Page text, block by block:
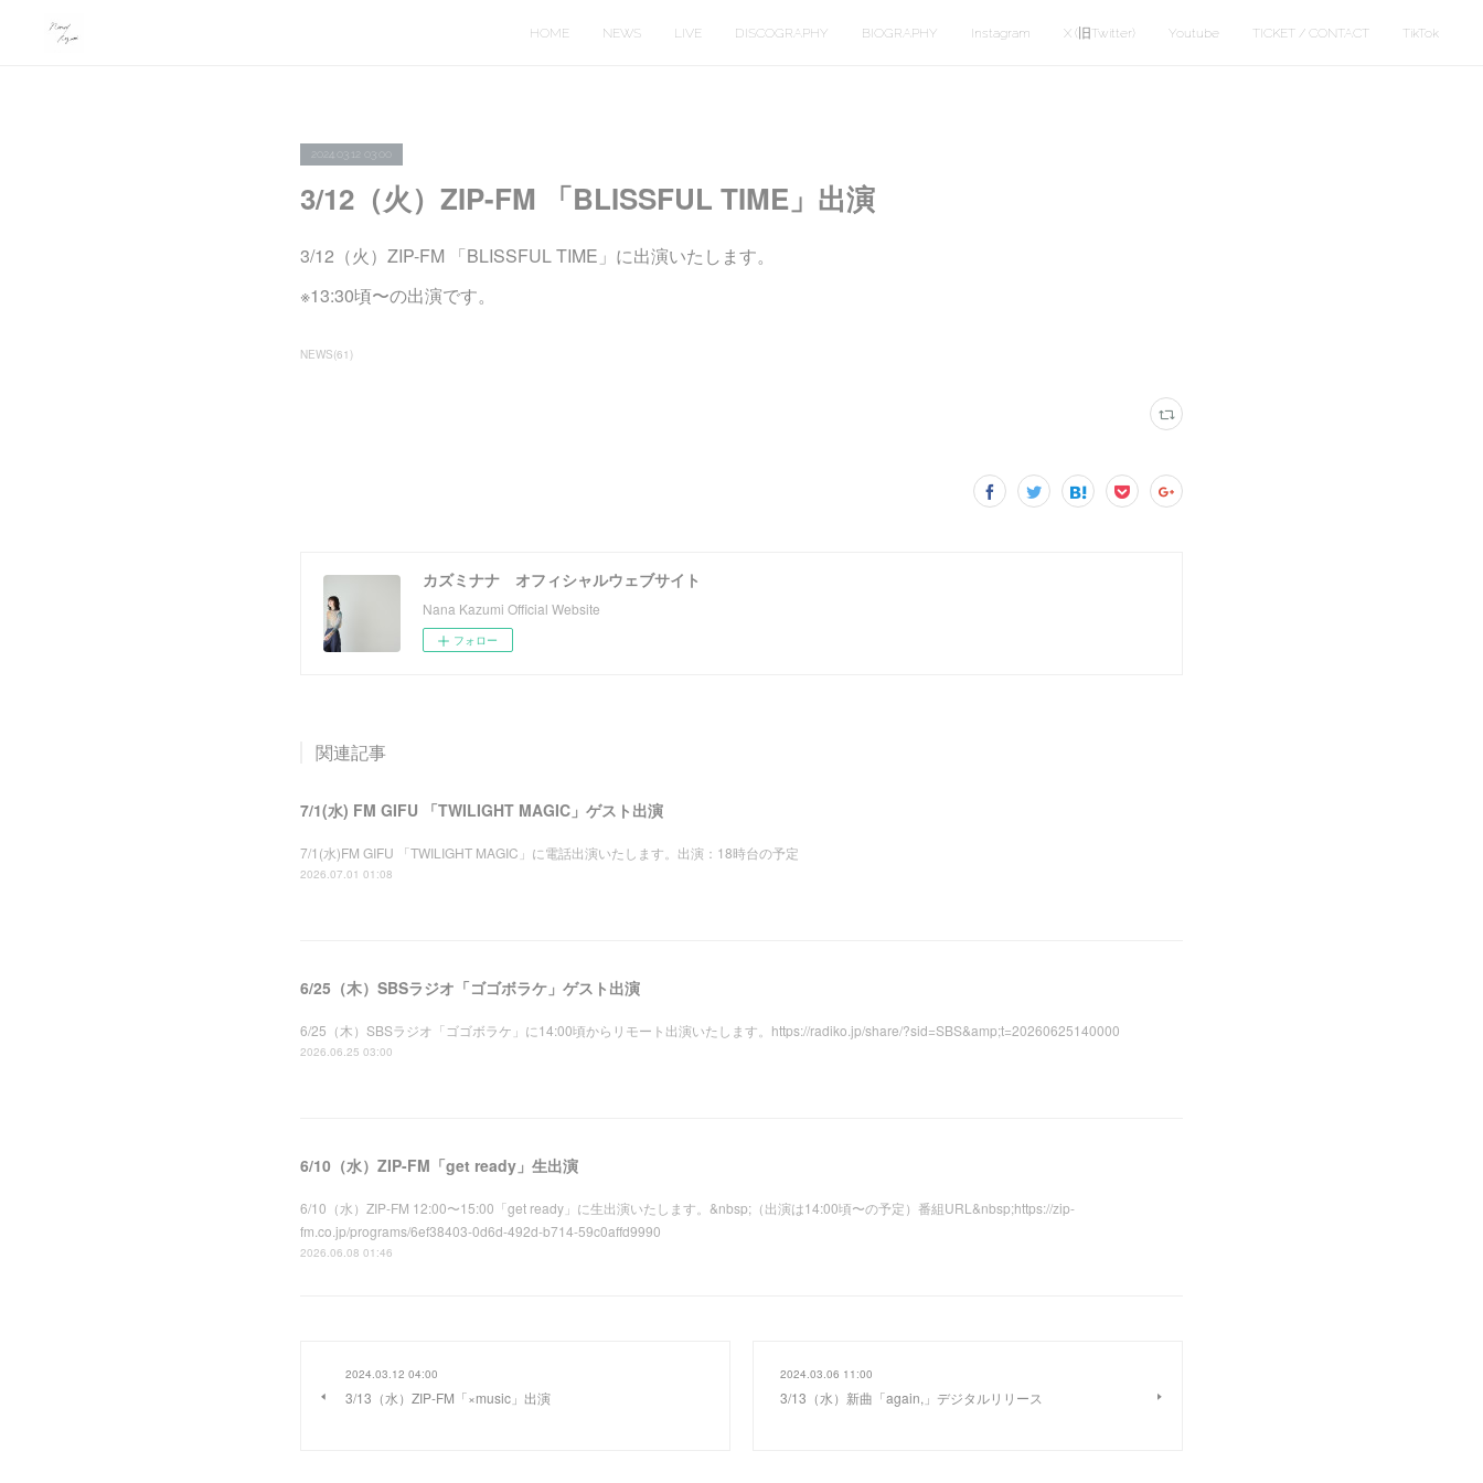
HOME NEWS LIVE DISCOGRAPHY BIOGRAPHY Instagram X (旧Twitter) Youtube TICKET / CONTACT TikTok
2024.03.12 03:00
3/12（火）ZIP-FM 「BLISSFUL TIME」出演
3/12（火）ZIP-FM 「BLISSFUL TIME」に出演いたします。
※13:30頃〜の出演です。
NEWS(61)
カズミナナ オフィシャルウェブサイト
Nana Kazumi Official Website
フォロー
関連記事
7/1(水) FM GIFU 「TWILIGHT MAGIC」ゲスト出演
7/1(水)FM GIFU 「TWILIGHT MAGIC」に電話出演いたします。出演：18時台の予定
2026.07.01 01:08
6/25（木）SBSラジオ「ゴゴボラケ」ゲスト出演
6/25（木）SBSラジオ「ゴゴボラケ」に14:00頃からリモート出演いたします。https://radiko.jp/share/?sid=SBS&amp;t=20260625140000
2026.06.25 03:00
6/10（水）ZIP-FM「get ready」生出演
6/10（水）ZIP-FM 12:00〜15:00「get ready」に生出演いたします。&nbsp;（出演は14:00頃〜の予定）番組URL&nbsp;https://zip-
fm.co.jp/programs/6ef38403-0d6d-492d-b714-59c0affd9990
2026.06.08 01:46
2024.03.12 04:00
3/13（水）ZIP-FM「×music」出演
2024.03.06 11:00
3/13（水）新曲「again,」デジタルリリース